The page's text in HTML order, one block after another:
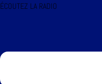
ÉCOUTEZ LA RADIO